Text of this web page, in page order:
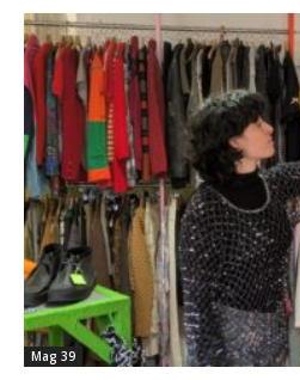
Mag 39